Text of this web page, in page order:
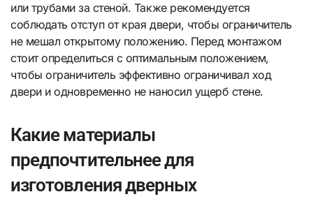
или трубами за стеной. Также рекомендуется
соблюдать отступ от края двери, чтобы ограничитель
не мешал открытому положению. Перед монтажом
стоит определиться с оптимальным положением,
чтобы ограничитель эффективно ограничивал ход
двери и одновременно не наносил ущерб стене.
Какие материалы
предпочтительнее для
изготовления дверных